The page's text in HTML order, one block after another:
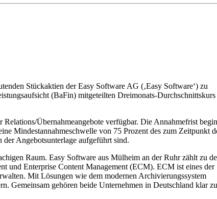
Stückaktien der Easy Software AG (‚Easy Software‘) zu
(BaFin) mitgeteilten Dreimonats-Durchschnittskurs
Übernahmeangebote verfügbar. Die Annahmefrist
Mindestannahmeschwelle von 75 Prozent des zum Zeitpunkt
Angebotsunterlage aufgeführt sind.
Raum. Easy Software aus Mülheim an der Ruhr zählt zu
und Enterprise Content Management (ECM). ECM ist eines der
Mit Lösungen wie dem modernen Archivierungssystem
Gemeinsam gehören beide Unternehmen in Deutschland klar